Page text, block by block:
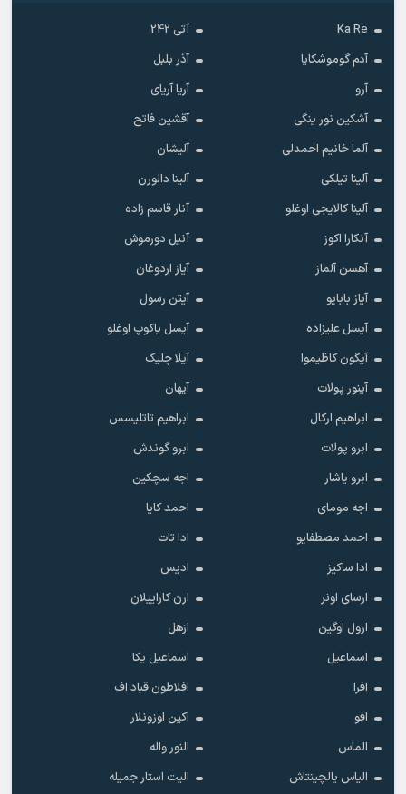
Ka Re
آتی 242
آدم گوموشکایا
آذر بلبل
آرو
آریا آریای
آشکین نور ینگی
آقشین فاتح
آلما خانیم احمدلی
آلیشان
آلینا تیلکی
آلینا دالورن
آلینا کالایجی اوغلو
آنار قاسم زاده
آنکارا اکوز
آنیل دورموش
آهسن آلماز
آیاز اردوغان
آیاز بابایو
آیتن رسول
آیسل علیزاده
آیسل یاکوپ اوغلو
آیگون کاظیموا
آیلا چلیک
آینور پولات
آیهان
ابراهیم ارکال
ابراهیم تاتلیسس
ابرو پولات
ابرو گوندش
ابرو یاشار
اجه سچکین
اجه مومای
احمد کایا
احمد مصطفایو
ادا تات
ادا ساکیز
ادیس
ارسای اونر
ارن کاراییلان
ارول اوگین
ازهل
اسماعیل
اسماعیل یکا
افرا
افلاطون قباد اف
افو
اکین اوزونلار
الماس
النور واله
الیاس یالچینتاش
الیت استار جمیله